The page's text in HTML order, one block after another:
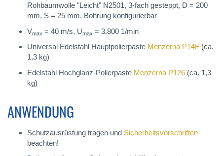
Rohbaumwolle "Leicht" N2501, 3-fach gesteppt, D = 200
mm, S = 25 mm, Bohrung konfigurierbar
Vmax = 40 m/s, Umax = 3.800 1/min
Universal Edelstahl Hauptpolierpaste Menzerna P14F (ca.
1,3 kg)
Edelstahl Hochglanz-Polierpaste Menzerna P126 (ca. 1,3
kg)
ANWENDUNG
Schutzausrüstung tragen und Sicherheitsvorschriften
beachten!